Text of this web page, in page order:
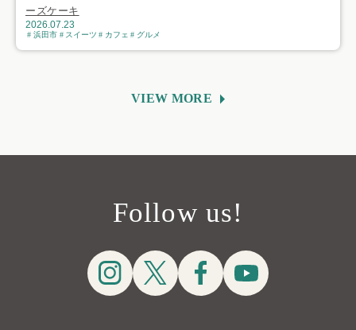
ーズケーキ
2026.07.23
浜田市 スイーツ カフェ グルメ
VIEW MORE
Follow us!